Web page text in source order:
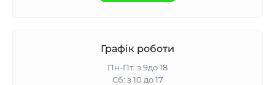
Графік роботи
Пн-Пт: з 9до 18
Сб: з 10 до 17